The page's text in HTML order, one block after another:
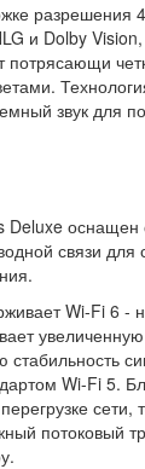
разрешения
и Dolby
потрясающи
звук для
Deluxe
связи для
Wi-Fi 6 -
стабильность
Wi-Fi 5.
сети,
потоковый